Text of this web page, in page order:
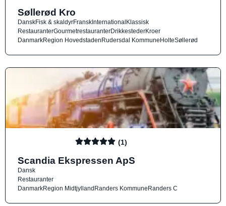
Søllerød Kro
DanskFisk & skaldyrFranskInternationalKlassisk
RestauranterGourmetrestauranterDrikkestederKroer
DanmarkRegion HovedstadenRudersdal KommuneHolteSøllerød
(1)
Scandia Ekspressen ApS
Dansk
Restauranter
DanmarkRegion MidtjyllandRanders KommuneRanders C